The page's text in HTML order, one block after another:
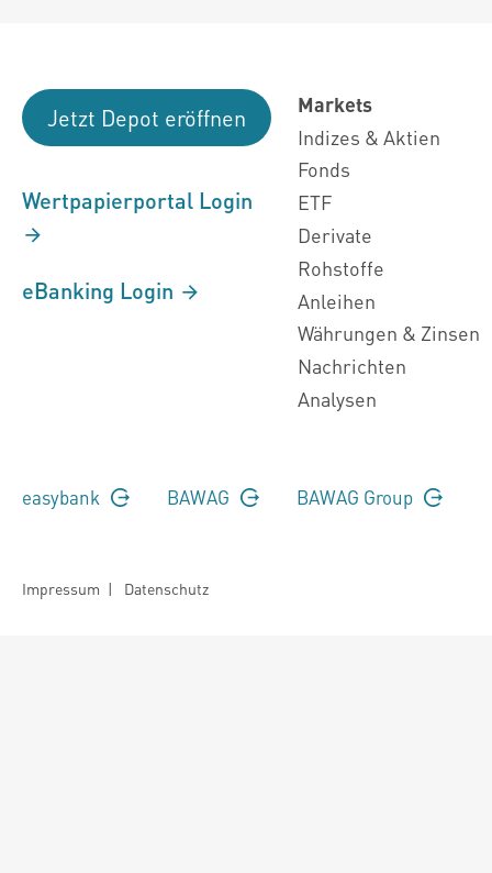
Jetzt Depot eröffnen
Wertpapierportal Login
eBanking Login
Markets
Indizes & Aktien
Fonds
ETF
Derivate
Rohstoffe
Anleihen
Währungen & Zinsen
Nachrichten
Analysen
easybank BAWAG BAWAG Group
Impressum | Datenschutz